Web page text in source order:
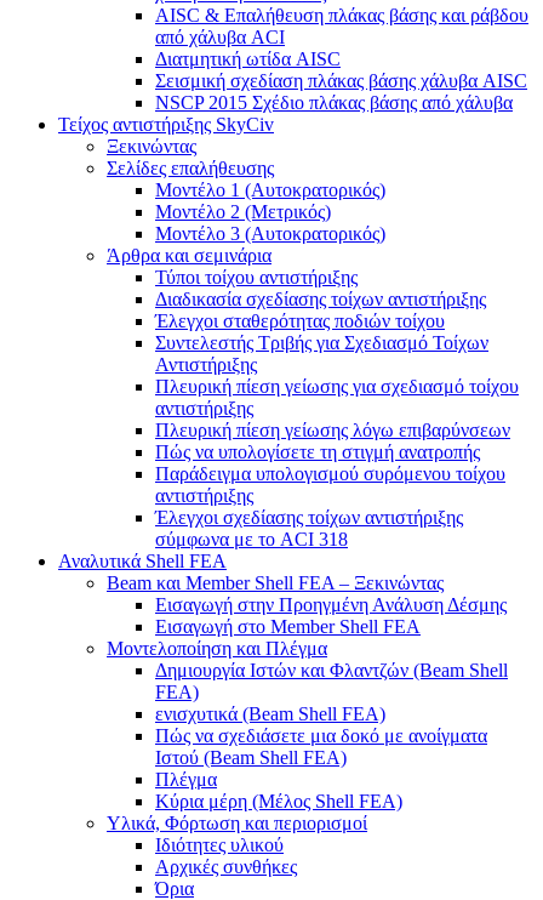
AISC & Επαλήθευση πλάκας βάσης και ράβδου
από χάλυβα ACI
Διατμητική ωτίδα AISC
Σεισμική σχεδίαση πλάκας βάσης χάλυβα AISC
NSCP 2015 Σχέδιο πλάκας βάσης από χάλυβα
Τείχος αντιστήριξης SkyCiv
Ξεκινώντας
Σελίδες επαλήθευσης
Μοντέλο 1 (Αυτοκρατορικός)
Μοντέλο 2 (Μετρικός)
Μοντέλο 3 (Αυτοκρατορικός)
Άρθρα και σεμινάρια
Τύποι τοίχου αντιστήριξης
Διαδικασία σχεδίασης τοίχων αντιστήριξης
Έλεγχοι σταθερότητας ποδιών τοίχου
Συντελεστής Τριβής για Σχεδιασμό Τοίχων
Αντιστήριξης
Πλευρική πίεση γείωσης για σχεδιασμό τοίχου
αντιστήριξης
Πλευρική πίεση γείωσης λόγω επιβαρύνσεων
Πώς να υπολογίσετε τη στιγμή ανατροπής
Παράδειγμα υπολογισμού συρόμενου τοίχου
αντιστήριξης
Έλεγχοι σχεδίασης τοίχων αντιστήριξης
σύμφωνα με το ACI 318
Αναλυτικά Shell FEA
Beam και Member Shell FEA – Ξεκινώντας
Εισαγωγή στην Προηγμένη Ανάλυση Δέσμης
Εισαγωγή στο Member Shell FEA
Μοντελοποίηση και Πλέγμα
Δημιουργία Ιστών και Φλαντζών (Beam Shell
FEA)
ενισχυτικά (Beam Shell FEA)
Πώς να σχεδιάσετε μια δοκό με ανοίγματα
Ιστού (Beam Shell FEA)
Πλέγμα
Κύρια μέρη (Μέλος Shell FEA)
Υλικά, Φόρτωση και περιορισμοί
Ιδιότητες υλικού
Αρχικές συνθήκες
Όρια